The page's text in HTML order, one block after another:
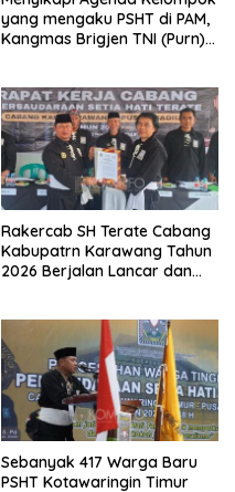
yang mengaku PSHT di PAM,
Kangmas Brigjen TNI (Purn)
Rakercab SH Terate Cabang
Kabupatrn Karawang Tahun
2026 Berjalan Lancar dan
Sebanyak 417 Warga Baru
PSHT Kotawaringin Timur